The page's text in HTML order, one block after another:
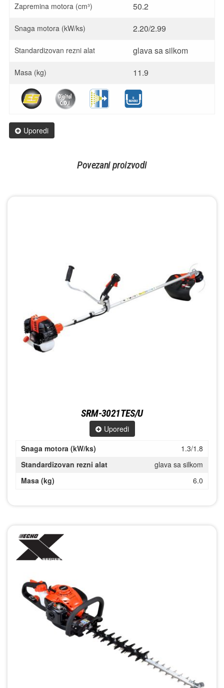
Zapremina motora (cm³) 50.2
Snaga motora (kW/ks) 2.20/2.99
Standardizovan rezni alat glava sa silkom
Masa (kg) 11.9
Uporedi
Povezani proizvodi
SRM-3021TES/U
Uporedi
Snaga motora (kW/ks)
1.3/1.8
Standardizovan rezni alat
glava sa silkom
Masa (kg)
6.0